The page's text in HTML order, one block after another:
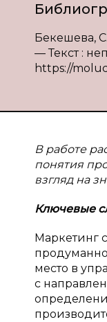
Бекешева,
— Текст :
https://
В работе
понятия
взгляд на
Ключевые
Маркетинг
место в
с